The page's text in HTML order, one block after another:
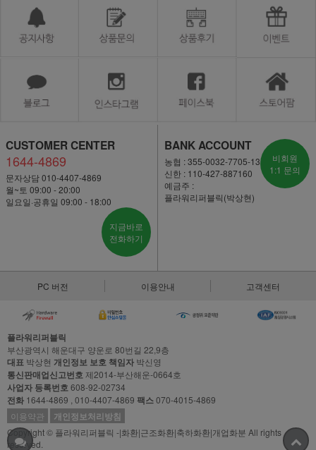
CUSTOMER CENTER
1644-4869
문자상담 010-4407-4869
월~토 09:00 - 20:00
일요일·공휴일 09:00 - 18:00
지금바로
전화하기
BANK ACCOUNT
농협 : 355-0032-7705-13
신한 : 110-427-887160
예금주 :
플라워리퍼블릭(박상현)
비회원
1:1 문의
PC 버전 이용안내 고객센터
플라워리퍼블릭
부산광역시 해운대구 양운로 80번길 22,9층
대표 박상현 개인정보 보호 책임자 박신영
통신판매업신고번호제2014-부산해운-0664호
사업자 등록번호608-92-02734
전화 1644-4869 , 010-4407-4869 팩스070-4015-4869
이용약관
개인정보처리방침
Copyright © 플라워리퍼블릭 -|화환|근조화환|축하화환|개업화분 All rights
reserved.